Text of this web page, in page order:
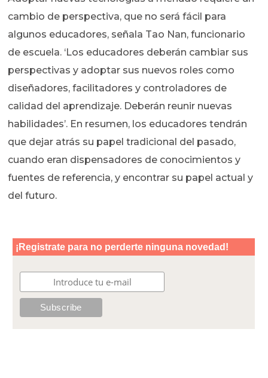
cambio de perspectiva, que no será fácil para
algunos educadores, señala Tao Nan, funcionario
de escuela. ‘Los educadores deberán cambiar sus
perspectivas y adoptar sus nuevos roles como
diseñadores, facilitadores y controladores de
calidad del aprendizaje. Deberán reunir nuevas
habilidades’. En resumen, los educadores tendrán
que dejar atrás su papel tradicional del pasado,
cuando eran dispensadores de conocimientos y
fuentes de referencia, y encontrar su papel actual y
del futuro.